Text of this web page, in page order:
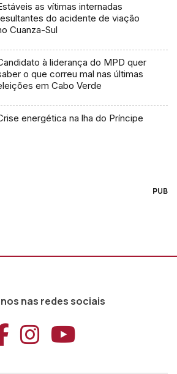
as vítimas internadas
do acidente de viação
Cuanza-Sul
à liderança do MPD quer
o que correu mal nas últimas
em Cabo Verde
energética na lha do Príncipe
PUB
nas redes sociais
Aceder ao
Aceder ao
Aceder